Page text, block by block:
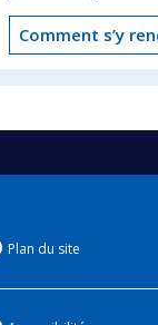
Comment s’y
Plan du site